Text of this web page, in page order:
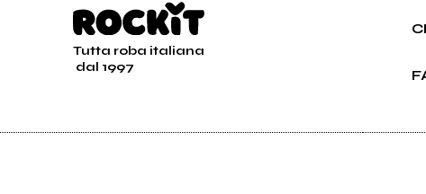
Tutta roba italiana
dal 1997